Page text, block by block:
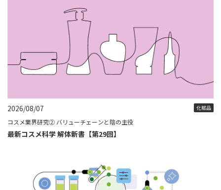
2026/08/07 化粧品
コスメ業界研究② バリューチェーンと陰の主役
最新コスメ科学 解体新書【第29回】